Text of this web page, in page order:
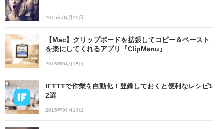
2015年04月19日
【Mac】クリップボードを拡張してコピー＆ペースト
を楽にしてくれるアプリ『ClipMenu』
2015年04月15日
IFTTTで作業を自動化！登録しておくと便利なレシピ1
2選
2015年04月14日